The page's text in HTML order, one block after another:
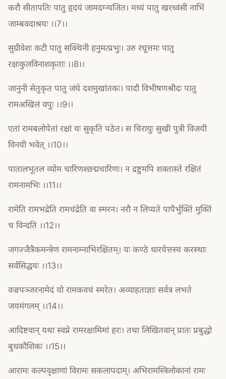
करौ सीतापतिः पातु हृदयं जामदग्न्यजित। मध्यं पातु खरध्वंसी नाभिं
जाम्बवदाश्रयः ।।7।।
सुग्रीवेशः कटी पातु सक्थिनी हनुमत्प्रभुः। उरु रघूत्तमः पातु
रक्षःकुलविनाशकृताः ।।8।।
जानुनी सेतुकृत पातु जंघे दशमुखांतकः। पादौ विभीषणश्रीदः पातु
रामअखिलं वपुः ।।9।।
एतां रामबलोपेतां रक्षां यः सुकृति पठेत। स चिरायुः सुखी पुत्री विजयी
विनयी भवेत् ।।10।।
पातालभूतल व्योम चारिणश्छद्मचारिणः। न द्रष्टुमपि शक्तास्ते रक्षितं
रामनामभिः ।।11।।
रामेति रामभद्रेति रामचंद्रेति वा स्मरन। नरौ न लिप्यते पापैर्भुक्तिं मुक्तिं
च विन्दति ।।12।।
जगज्जैत्रैकमन्त्रेण रामनाम्नाभिरक्षितम्। यः कण्ठे धारयेत्तस्य करस्थाः
सर्वसिद्धयः ।।13।।
वज्रपञ्जरनामेदं यो रामकवचं स्मरेत। अव्याहताज्ञाः सर्वत्र लभते
जयमंगलम् ।।14।।
आदिष्टवान् यथा स्वप्ने रामरक्षामिमां हरः। तथा लिखितवान् प्रातः प्रबुद्धो
बुधकौशिकः ।।15।।
आरामः कल्पवृक्षाणां विरामः सकलापदाम्। अभिरामस्त्रिलोकानां रामः